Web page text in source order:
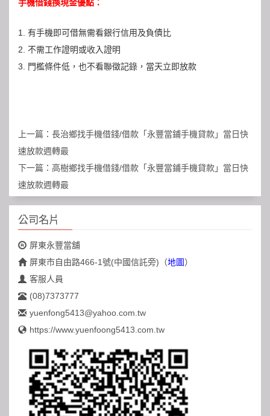
手機借錢換現金優點：
1. 有手機即可借無需看銀行信用及負債比
2. 不需工作證明或收入證明
3. 門檻條件低，也不看聯徵記錄，當天立即放款
上一篇： 長治鄉找手機借錢/借款「永豐當鋪手機貸款」當日快
速放款週轉最
下一篇： 高樹鄉找手機借錢/借款「永豐當鋪手機貸款」當日快
速放款週轉最
公司名片
屏東永豐當舖
屏東市自由路466-1號(中國信託旁) （地圖）
客服人員
(08)7373777
yuenfong5413@yahoo.com.tw
https://www.yuenfoong5413.com.tw